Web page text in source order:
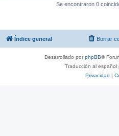
Se encontraron 0
Índice general Borrar
Desarrollado porphpBB®
Traducción al español
Privacidad |